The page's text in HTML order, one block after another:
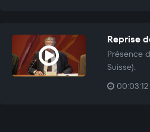
Reprise
Présence
Suisse).
00:03:12